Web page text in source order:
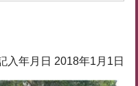
入年月日 2018年1月1日